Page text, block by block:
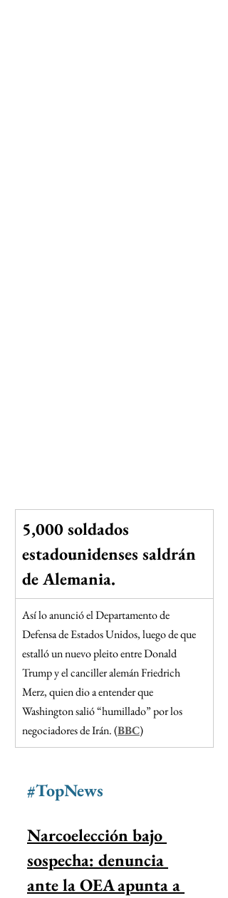
5,000 soldados
estadounidenses saldrán
de Alemania.
Así lo anunció el Departamento de
Defensa de Estados Unidos, luego de que
estalló un nuevo pleito entre Donald
Trump y el canciller alemán Friedrich
Merz, quien dio a entender que
Washington salió “humillado” por los
negociadores de Irán. (BBC)
#TopNews
Narcoelección bajo
sospecha: denuncia
ante la OEA apunta a